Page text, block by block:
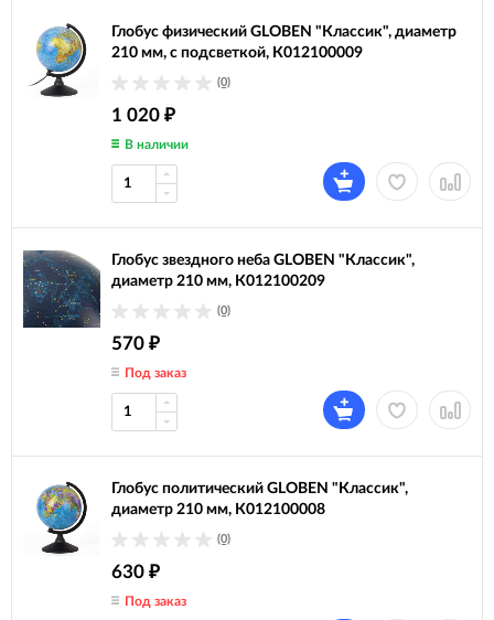
Глобус физический GLOBEN "Классик", диаметр
210 мм, с подсветкой, К012100009
(0)
1 020 ₽
В наличии
Глобус звездного неба GLOBEN "Классик",
диаметр 210 мм, К012100209
(0)
570 ₽
Под заказ
Глобус политический GLOBEN "Классик",
диаметр 210 мм, К012100008
(0)
630 ₽
Под заказ